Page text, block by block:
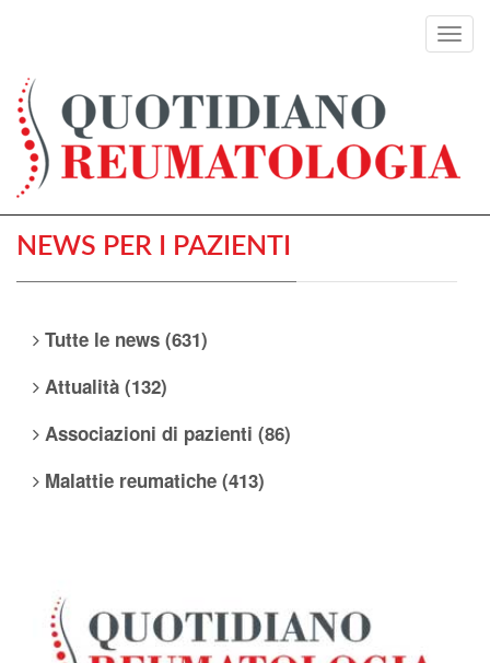
NEWS PER I PAZIENTI
Tutte le news (631)
Attualità (132)
Associazioni di pazienti (86)
Malattie reumatiche (413)